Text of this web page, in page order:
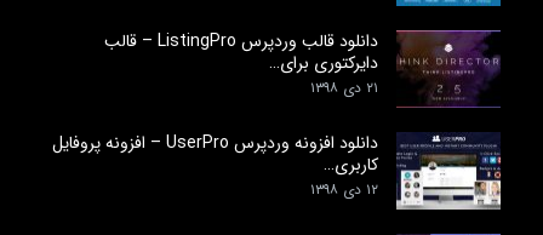
دانلود قالب وردپرس ListingPro – قالب
دایرکتوری برای…
۲۱ دی ۱۳۹۸
دانلود افزونه وردپرس UserPro – افزونه پروفایل
کاربری…
۱۲ دی ۱۳۹۸